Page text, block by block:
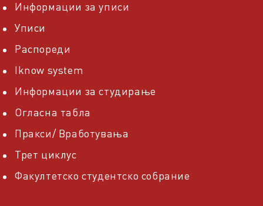
Информации за уписи
Уписи
Распореди
Iknow system
Информации за студирање
Огласна табла
Пракси/ Вработувања
Трет циклус
Факултетско студентско собрание